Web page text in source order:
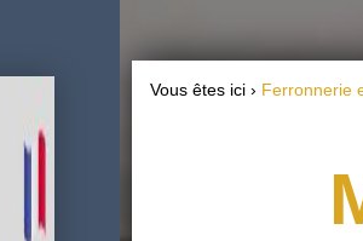
Vous êtes ici › Ferronnerie